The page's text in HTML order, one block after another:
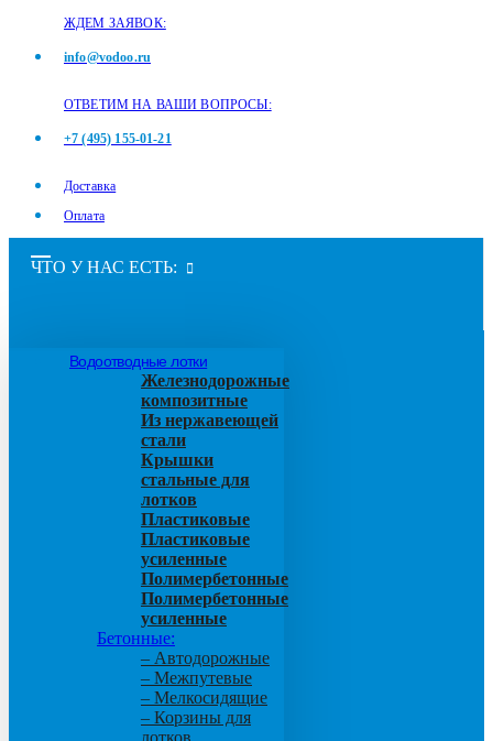
ЖДЕМ ЗАЯВОК:
info@vodoo.ru
ОТВЕТИМ НА ВАШИ ВОПРОСЫ:
+7 (495) 155-01-21
Доставка
Оплата
ЧТО У НАС ЕСТЬ:
Водоотводные лотки
Железнодорожные
композитные
Из нержавеющей
стали
Крышки
стальные для
лотков
Пластиковые
Пластиковые
усиленные
Полимербетонные
Полимербетонные
усиленные
Бетонные:
– Автодорожные
– Межпутевые
– Мелкосидящие
– Корзины для
лотков